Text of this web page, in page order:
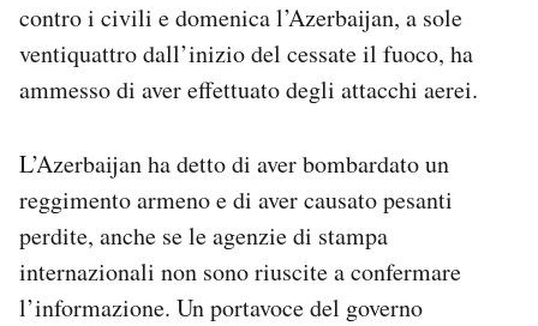
contro i civili e domenica l’Azerbaijan, a sole
ventiquattro dall’inizio del cessate il fuoco, ha
ammesso di aver effettuato degli attacchi aerei.
L’Azerbaijan ha detto di aver bombardato un
reggimento armeno e di aver causato pesanti
perdite, anche se le agenzie di stampa
internazionali non sono riuscite a confermare
l’informazione. Un portavoce del governo